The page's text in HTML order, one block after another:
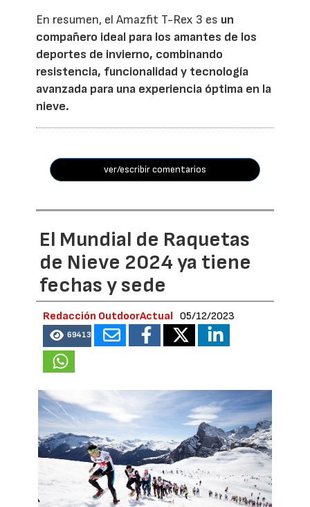
En resumen, el Amazfit T-Rex 3 es un
compañero ideal para los amantes de los
deportes de invierno, combinando
resistencia, funcionalidad y tecnología
avanzada para una experiencia óptima en la
nieve.
ver/escribir comentarios
El Mundial de Raquetas
de Nieve 2024 ya tiene
fechas y sede
Redacción OutdoorActual 05/12/2023
69413